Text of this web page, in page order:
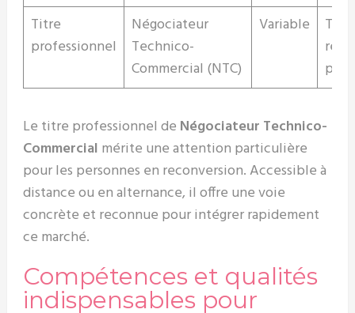
Titre
professionnel
Négociateur
Technico-
Commercial (NTC)
Variable
Le titre professionnel de Négociateur Technico-
Commercial mérite une attention particulière
pour les personnes en reconversion. Accessible à
distance ou en alternance, il offre une voie
concrète et reconnue pour intégrer rapidement
ce marché.
Compétences et qualités
indispensables pour